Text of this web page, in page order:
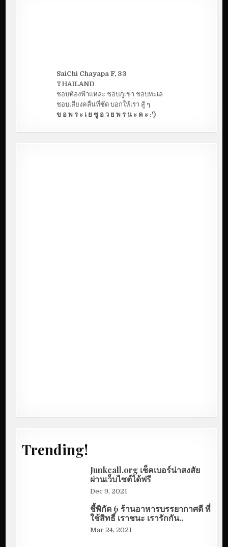
SaiChi Chayapa F, 33
THAILAND
ชอบท้องฟ้าแหละ ชอบภูเขา ชอบทะเล
ชอบเสียงคลื่นที่ซัด บอกให้เรา สู้ ๆ
ข อ พ ร ะ เ ย ซู อ ว ย พ ร น ะ ค ะ :')
Trending!
Junkcall.org เช็คเบอร์น่าสงสัย
ผ่านเว็บไซต์ได้ฟรี
Dec 9, 2021
ชี้พิกัด 6 ร้านอาหารบรรยากาศดี ที่
ใช้สิทธิ์ เราชนะ เรารักกัน..
Mar 24, 2021